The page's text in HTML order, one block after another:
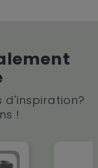
d'inspiration?
!